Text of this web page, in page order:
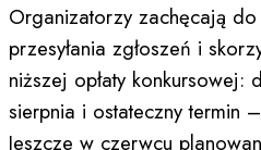
Organizatorzy zachęcają
przesyłania zgłoszeń i
niższej opłaty
sierpnia i ostateczny termin
Jeszcze w czerwcu